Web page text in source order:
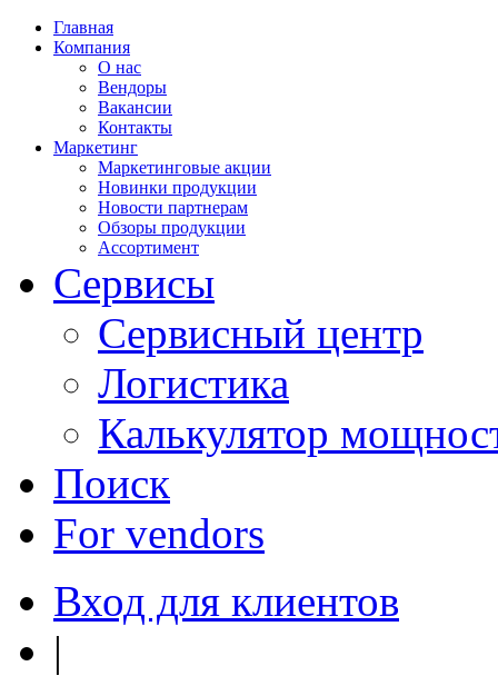
Главная
Компания
О нас
Вендоры
Вакансии
Контакты
Маркетинг
Маркетинговые акции
Новинки продукции
Новости партнерам
Обзоры продукции
Ассортимент
Сервисы
Сервисный центр
Логистика
Калькулятор
Поиск
For vendors
Вход для клиентов
|